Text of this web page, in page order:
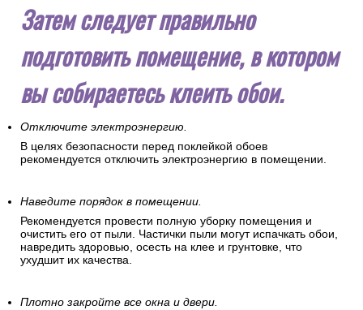
Затем следует правильно
подготовить помещение, в котором
вы собираетесь клеить обои.
Отключите электроэнергию.
В целях безопасности перед поклейкой обоев
рекомендуется отключить электроэнергию в помещении.
Наведите порядок в помещении.
Рекомендуется провести полную уборку помещения и
очистить его от пыли. Частички пыли могут испачкать обои,
навредить здоровью, осесть на клее и грунтовке, что
ухудшит их качества.
Плотно закройте все окна и двери.